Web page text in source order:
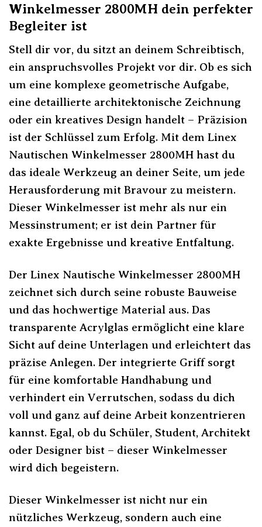
Winkelmesser 2800MH dein perfekter
Begleiter ist
Stell dir vor, du sitzt an deinem Schreibtisch,
ein anspruchsvolles Projekt vor dir. Ob es sich
um eine komplexe geometrische Aufgabe,
eine detaillierte architektonische Zeichnung
oder ein kreatives Design handelt – Präzision
ist der Schlüssel zum Erfolg. Mit dem Linex
Nautischen Winkelmesser 2800MH hast du
das ideale Werkzeug an deiner Seite, um jede
Herausforderung mit Bravour zu meistern.
Dieser Winkelmesser ist mehr als nur ein
Messinstrument; er ist dein Partner für
exakte Ergebnisse und kreative Entfaltung.
Der Linex Nautische Winkelmesser 2800MH
zeichnet sich durch seine robuste Bauweise
und das hochwertige Material aus. Das
transparente Acrylglas ermöglicht eine klare
Sicht auf deine Unterlagen und erleichtert das
präzise Anlegen. Der integrierte Griff sorgt
für eine komfortable Handhabung und
verhindert ein Verrutschen, sodass du dich
voll und ganz auf deine Arbeit konzentrieren
kannst. Egal, ob du Schüler, Student, Architekt
oder Designer bist – dieser Winkelmesser
wird dich begeistern.
Dieser Winkelmesser ist nicht nur ein
nützliches Werkzeug, sondern auch eine